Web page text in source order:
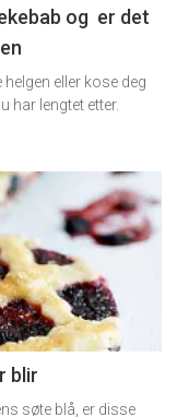
og er det
eller kose deg
har lengtet etter.
blir
søte blå, er disse